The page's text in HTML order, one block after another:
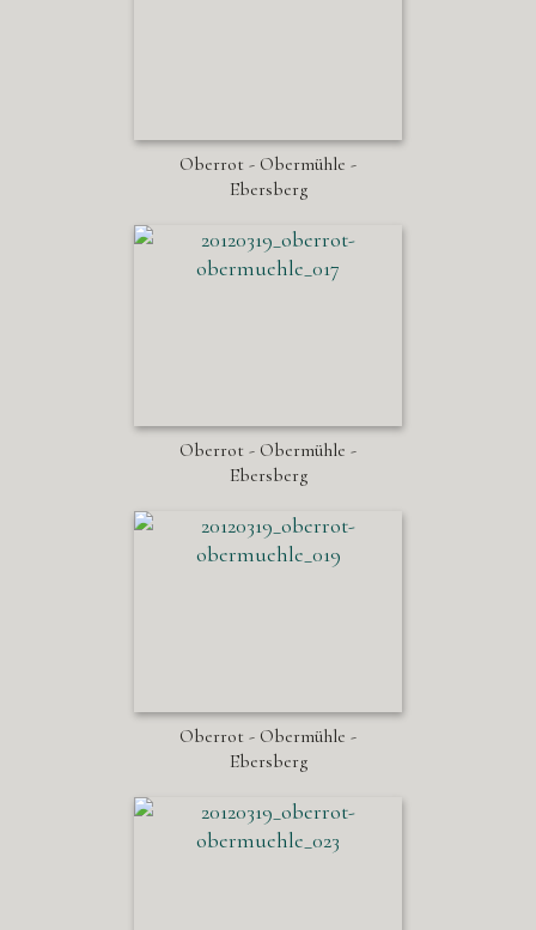
Oberrot - Obermühle -
Ebersberg
Oberrot - Obermühle -
Ebersberg
Oberrot - Obermühle -
Ebersberg